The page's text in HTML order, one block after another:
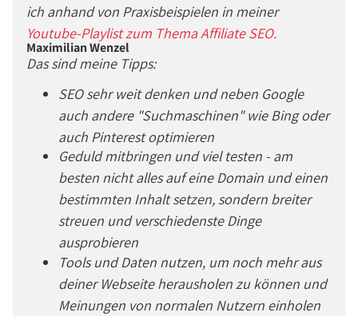
ich anhand von Praxisbeispielen in meiner
Youtube-Playlist zum Thema Affiliate SEO.
Maximilian Wenzel
Das sind meine Tipps:
SEO sehr weit denken und neben Google
auch andere "Suchmaschinen" wie Bing oder
auch Pinterest optimieren
Geduld mitbringen und viel testen - am
besten nicht alles auf eine Domain und einen
bestimmten Inhalt setzen, sondern breiter
streuen und verschiedenste Dinge
ausprobieren
Tools und Daten nutzen, um noch mehr aus
deiner Webseite herausholen zu können und
Meinungen von normalen Nutzern einholen